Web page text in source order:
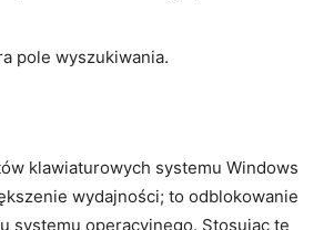
pole wyszukiwania.
klawiaturowych systemu Windows
wydajności; to odblokowanie
systemu operacyjnego. Stosując te